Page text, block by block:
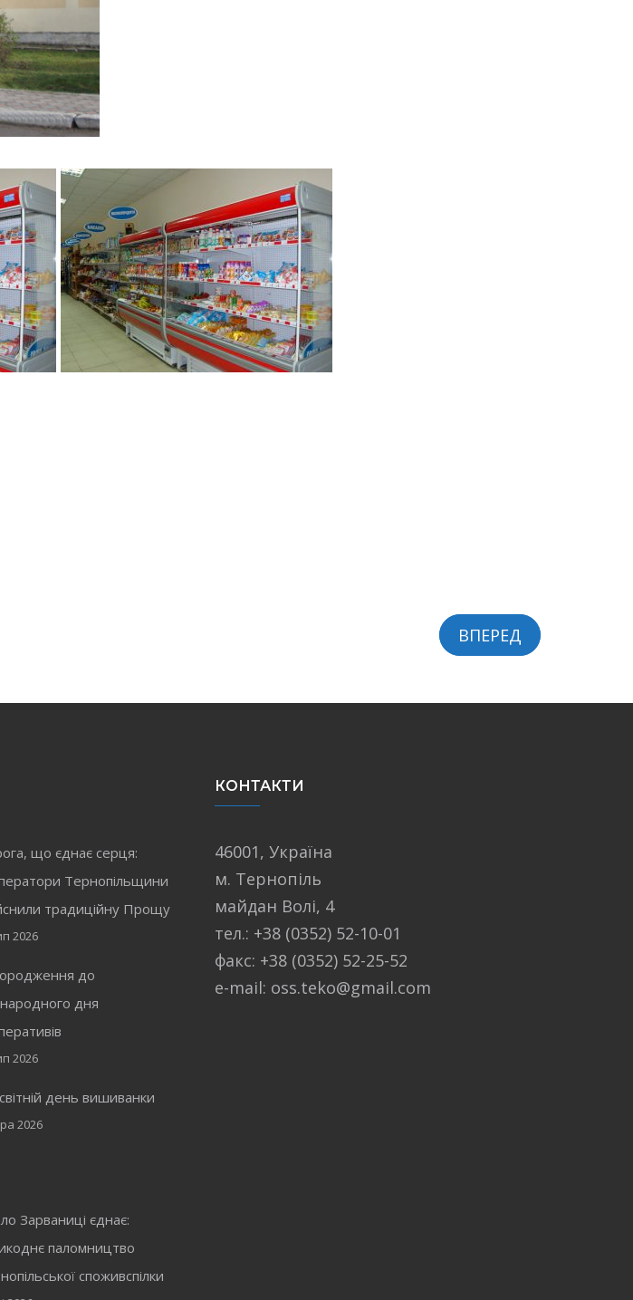
ВПЕРЕД
що єднає серця:
Тернопільщини
традиційну Прощу
2026
до
дня
2026
день вишиванки
2026
Зарваниці єднає:
паломництво
споживспілки
КОНТАКТИ
46001, Україна
м. Тернопіль
майдан Волі, 4
тел.: +38 (0352) 52-10-01
факс: +38 (0352) 52-25-52
e-mail: oss.teko@gmail.com